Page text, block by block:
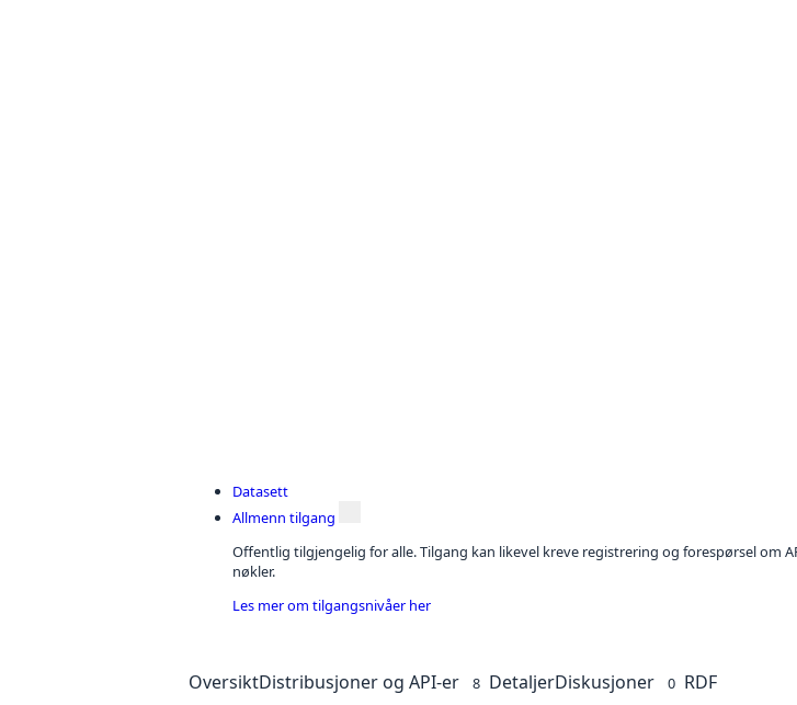
Datasett
Allmenn tilgang
Offentlig tilgjengelig for alle. Tilgang kan likevel kreve registrering og forespørsel om
nøkler.
Les mer om tilgangsnivåer her
OversiktDistribusjoner og API-er 8 DetaljerDiskusjoner 0 RDF